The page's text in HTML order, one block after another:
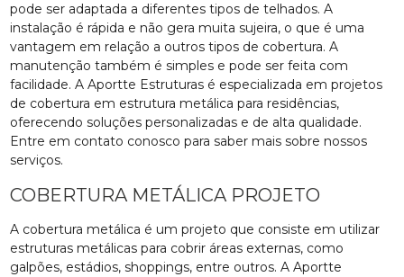
pode ser adaptada a diferentes tipos de telhados. A
instalação é rápida e não gera muita sujeira, o que é uma
vantagem em relação a outros tipos de cobertura. A
manutenção também é simples e pode ser feita com
facilidade. A Aportte Estruturas é especializada em projetos
de cobertura em estrutura metálica para residências,
oferecendo soluções personalizadas e de alta qualidade.
Entre em contato conosco para saber mais sobre nossos
serviços.
COBERTURA METÁLICA PROJETO
A cobertura metálica é um projeto que consiste em utilizar
estruturas metálicas para cobrir áreas externas, como
galpões, estádios, shoppings, entre outros. A Aportte